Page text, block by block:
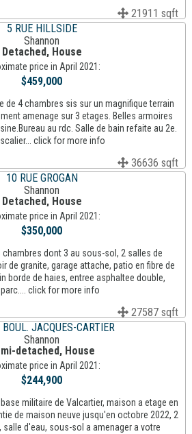
21911 sqft
5 RUE HILLSIDE
Shannon
Detached, House
price in April 2021:
$459,000
de 4 chambres sis sur un magnifique terrain
amenage sur 3 etages. Belles armoires
au rdc. Salle de bain refaite au 2e.
click for more info
36636 sqft
10 RUE GROGAN
Shannon
Detached, House
price in April 2021:
$350,000
chambres dont 3 au sous-sol, 2 salles de
de granite, garage attache, patio en fibre de
borde de haies, entree asphaltee double,
click for more info
27587 sqft
JACQUES-CARTIER
Shannon
detached, House
price in April 2021:
$244,900
militaire de Valcartier, maison a etage en
de maison neuve jusqu'en octobre 2022, 2
d'eau, sous-sol a amenager a votre